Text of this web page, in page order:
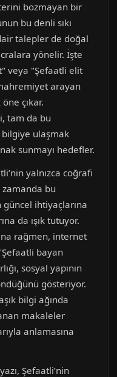
bozmayan bir
bu denli sıkı
talepler de doğal
yönelir. İşte
veya "Şefaatli elit
arayan
çıkar.
tam da bu
ulaşmak
sunmayı hedefler.
yalnızca coğrafi
bu
ihtiyaçlarına
da ışık tutuyor.
rağmen, internet
bayan
sosyal yapının
gösteriyor.
bilgi ağında
makaleler
anlamasına
Şefaatli’nin